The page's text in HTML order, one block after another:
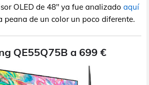
OLED de 48" ya fue analizado aquí
peana de un color un poco diferente.
QE55Q75B a 699 €